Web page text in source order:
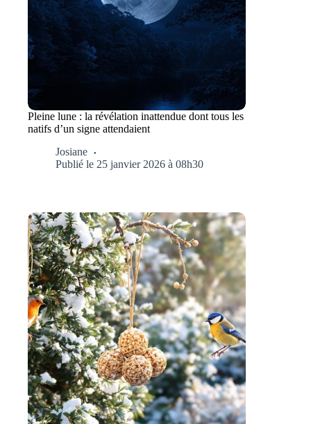
Pleine lune : la révélation inattendue dont tous les
natifs d’un signe attendaient
Josiane
Publié le 25 janvier 2026 à 08h30